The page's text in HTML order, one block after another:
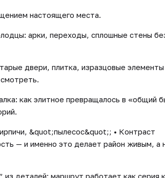
настоящего места.
арки, переходы, сплошные стены
двери, плитка, изразцовые
как элитное превращалось в «общий
&quot;пылесос&quot;; • Контраст
— и именно это делает район живым, а
из деталей: маршрут работает как серия